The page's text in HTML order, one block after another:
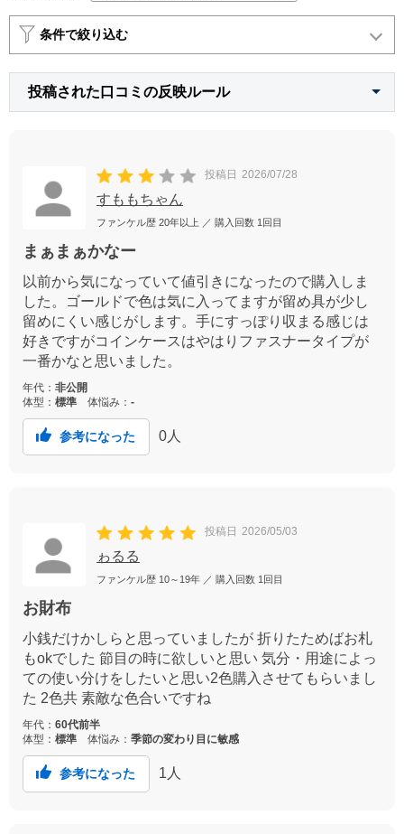
条件で絞り込む
投稿された口コミの反映ルール
投稿日 2026/07/28
すももちゃん
ファンケル歴 20年以上 ／ 購入回数 1回目
まぁまぁかなー
以前から気になっていて値引きになったので購入しま
した。ゴールドで色は気に入ってますが留め具が少し
留めにくい感じがします。手にすっぽり収まる感じは
好きですがコインケースはやはりファスナータイプが
一番かなと思いました。
年代： 非公開
体型： 標準 体悩み： -
参考になった 0 人
投稿日 2026/05/03
ゎるる
ファンケル歴 10～19年 ／ 購入回数 1回目
お財布
小銭だけかしらと思っていましたが 折りたためばお札
もokでした 節目の時に欲しいと思い 気分・用途によっ
ての使い分けをしたいと思い2色購入させてもらいまし
た 2色共 素敵な色合いですね
年代： 60代前半
体型： 標準 体悩み： 季節の変わり目に敏感
参考になった 1 人